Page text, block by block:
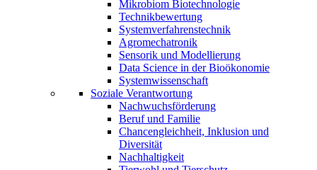
Mikrobiom Biotechnologie
Technikbewertung
Systemverfahrenstechnik
Agromechatronik
Sensorik und Modellierung
Data Science in der Bioökonomie
Systemwissenschaft
Soziale Verantwortung
Nachwuchsförderung
Beruf und Familie
Chancengleichheit, Inklusion und
Diversität
Nachhaltigkeit